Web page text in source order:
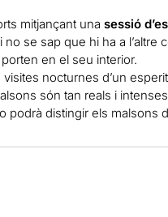
mitjançant una sessió
se sap que hi ha a l’altre
en el seu interior.
nocturnes d’un
són tan reals i
podrà distingir els malsons